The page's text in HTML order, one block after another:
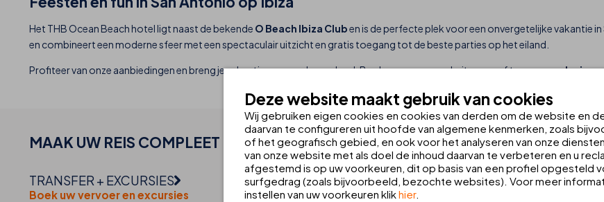
Het THB Ocean Beach hotel ligt naast de bekende O Beach Ibiza Cluben is de perfecte plek voor een onvergetelijke vakantie
en combineert een moderne sfeer met een spectaculair uitzicht en gratis toegang tot de beste parties op het eiland.
Profiteer van onze aanbiedingen en breng je vakantie naar een hoger level. Boek nu op onze website en profiteer vanexclusieve
MAAK UW REIS COMPLEET
TRANSFER + EXCURSIES
Boek uw vervoer en excursies
HUUR EEN AUTO
Reserveer uw auto bij Europcar
Deze website maakt gebruik van cookies
Wij gebruiken eigen cookies en cookies van derden om de website en
daarvan te configureren uit hoofde van algemene kenmerken, zoals
of het geografisch gebied, en ook voor het analyseren van onze
van onze website met als doel de inhoud daarvan te verbeteren en u
afgestemd is op uw voorkeuren, dit op basis van een profiel opgesteld
surfgedrag (zoals bijvoorbeeld, bezochte websites). Voor meer
instellen van uw voorkeuren klikhier.